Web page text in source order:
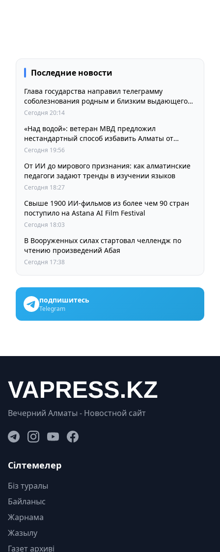
Последние новости
Глава государства направил телеграмму
соболезнования родным и близким выдающегося
кинорежиссера Ардака Амиркулова
Сегодня 20:14
«Над водой»: ветеран МВД предложил
нестандартный способ избавить Алматы от
пробок и смога
Сегодня 19:56
От ИИ до мирового признания: как алматинские
педагоги задают тренды в изучении языков
Сегодня 18:27
Свыше 1900 ИИ-фильмов из более чем 90 стран
поступило на Astana AI Film Festival
Сегодня 18:03
В Вооруженных силах стартовал челлендж по
чтению произведений Абая
Сегодня 17:38
подпишитесь
Telegram
Вечерний Алматы - Новостной сайт
Сілтемелер
Біз туралы
Байланыс
Жарнама
Жазылу
Газет архиві